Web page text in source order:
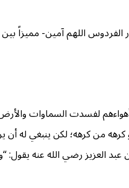
الفردوس اللهم آمين- مميزاً
لفسدت السماوات
كرهه من كرهه؛ لكن ينبغي له
العزيز رضي الله عنه يقول: